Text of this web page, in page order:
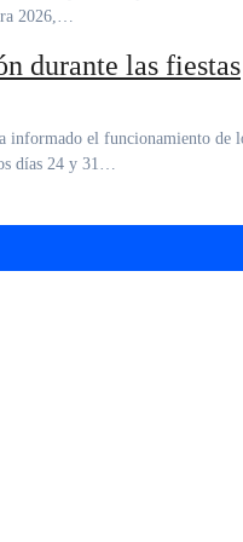
2026,…
durante las fiestas
días 24 y 31…